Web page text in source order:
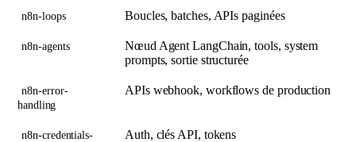
n8n-loops Boucles, batches, APIs paginées
n8n-agents
Nœud Agent LangChain, tools, system
prompts, sortie structurée
n8n-error-
handling
APIs webhook, workflows de production
n8n-credentials- Auth, clés API, tokens